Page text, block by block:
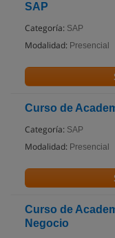
SAP
Categoría: SAP
Modalidad: Presencial
Curso de
Categoría: SAP
Modalidad: Presencial
Curso de
Negocio